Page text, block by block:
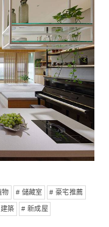
# 設計師推薦 # 大量植物
# 預售屋客變